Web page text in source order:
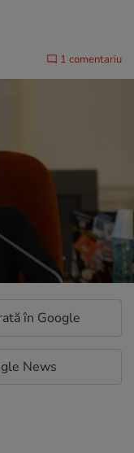
1 comentariu
în Google
News